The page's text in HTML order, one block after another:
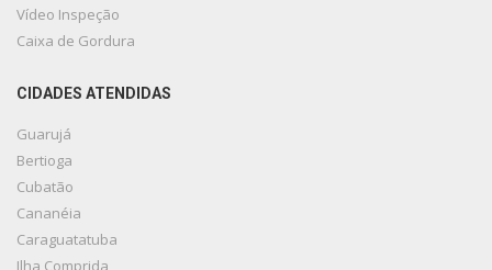
Vídeo Inspeção
Caixa de Gordura
CIDADES ATENDIDAS
Guarujá
Bertioga
Cubatão
Cananéia
Caraguatatuba
Ilha Comprida